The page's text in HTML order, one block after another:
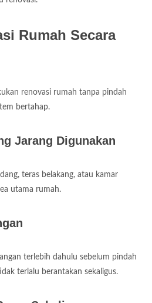
Rumah Secara
renovasi rumah tanpa pindah
bertahap.
Jarang Digunakan
teras belakang, atau kamar
utama rumah.
terlebih dahulu sebelum pindah
terlalu berantakan sekaligus.